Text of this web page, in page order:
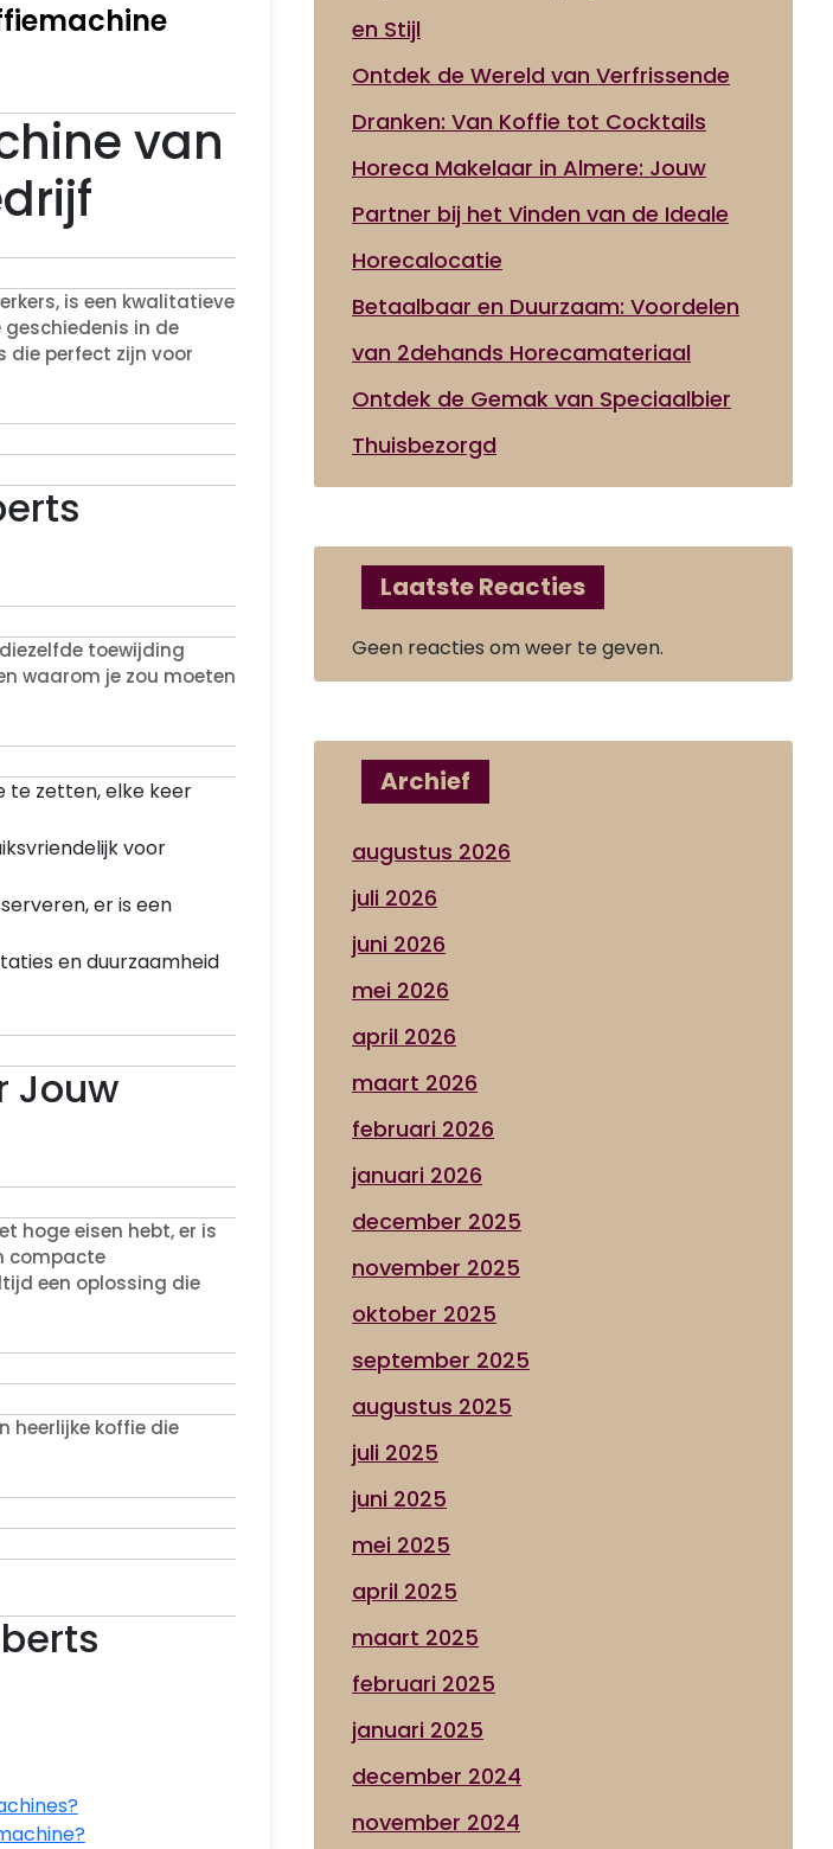
van
is een kwalitatieve
geschiedenis in de
perfect zijn voor
toewijding
waarom je zou moeten
te zetten, elke keer
voor
er is een
en duurzaamheid
Jouw
hoge eisen hebt, er is
compacte
een oplossing die
heerlijke koffie die
en Stijl
Ontdek de Wereld van Verfrissende
Dranken: Van Koffie tot Cocktails
Horeca Makelaar in Almere: Jouw
Partner bij het Vinden van de Ideale
Horecalocatie
Betaalbaar en Duurzaam: Voordelen
van 2dehands Horecamateriaal
Ontdek de Gemak van Speciaalbier
Thuisbezorgd
Laatste Reacties
Geen reacties om weer te geven.
Archief
augustus 2026
juli 2026
juni 2026
mei 2026
april 2026
maart 2026
februari 2026
januari 2026
december 2025
november 2025
oktober 2025
september 2025
augustus 2025
juli 2025
juni 2025
mei 2025
april 2025
maart 2025
februari 2025
januari 2025
december 2024
november 2024